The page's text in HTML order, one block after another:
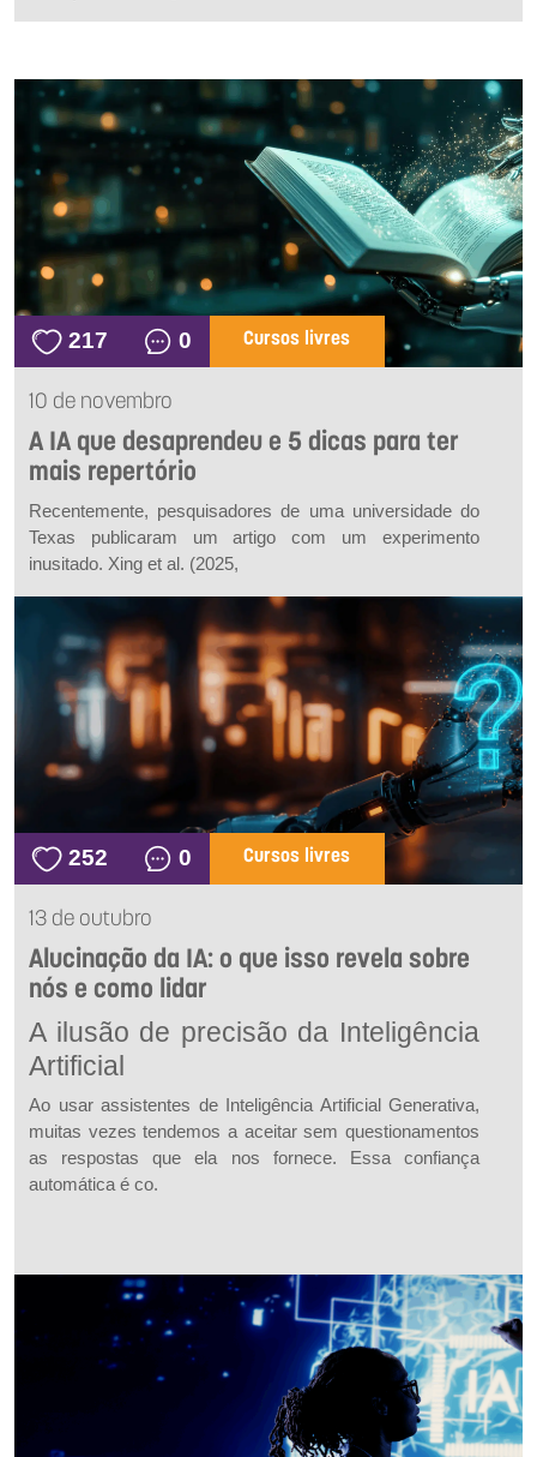
217 0 Cursos livres
10 de novembro
A IA que desaprendeu e 5 dicas para ter
mais repertório
Recentemente, pesquisadores de uma universidade do
Texas publicaram um artigo com um experimento
inusitado. Xing et al. (2025,
252 0 Cursos livres
13 de outubro
Alucinação da IA: o que isso revela sobre
nós e como lidar
A ilusão de precisão da Inteligência
Artificial
Ao usar assistentes de Inteligência Artificial Generativa,
muitas vezes tendemos a aceitar sem questionamentos
as respostas que ela nos fornece. Essa confiança
automática é co.